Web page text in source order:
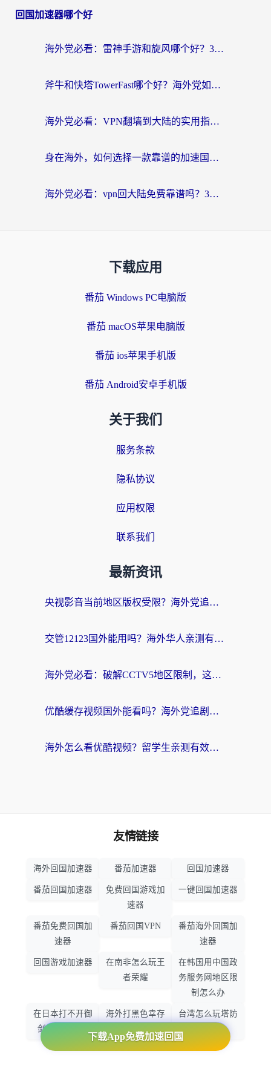
回国加速器哪个好
海外党必看：雷神手游和旋风哪个好？3分钟选对回国加速器，无缝刷国内剧玩游戏
斧牛和快塔TowerFast哪个好？海外党如何选对回国加速器
海外党必看：VPN翻墙到大陆的实用指南——从看CCTV5到选加速器，一篇全搞定
身在海外，如何选择一款靠谱的加速国内网络的加速器？
海外党必看：vpn回大陆免费靠谱吗？3步选对加速器实现无缝刷国内资源
下载应用
番茄 Windows PC电脑版
番茄 macOS苹果电脑版
番茄 ios苹果手机版
番茄 Android安卓手机版
关于我们
服务条款
隐私协议
应用权限
联系我们
最新资讯
央视影音当前地区版权受限？海外党追剧看片的终极解决方案来了
交管12123国外能用吗？海外华人亲测有效的回国加速器选择指南
海外党必看：破解CCTV5地区限制，这样看欧洲杯奥运直播才够爽！
优酷缓存视频国外能看吗？海外党追剧看片的终极解决方案来了
海外怎么看优酷视频？留学生亲测有效的回国加速器选择指南
下载App免费加速回国
友情链接
海外回国加速器 番茄加速器 回国加速器
番茄回国加速器
免费回国游戏加
速器
一键回国加速器
番茄免费回国加
速器
番茄回国VPN
番茄海外回国加
速器
回国游戏加速器
在南非怎么玩王
者荣耀
在韩国用中国政
务服务网地区限
制怎么办
在日本打不开御
剑情缘怎么办
海外打黑色幸存
者怎么不卡了
台湾怎么玩塔防